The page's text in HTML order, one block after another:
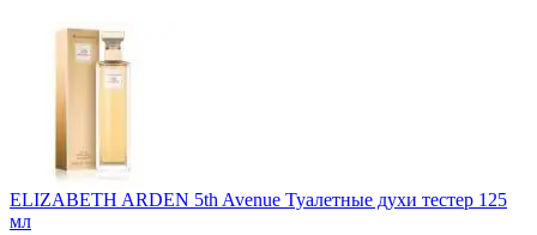
ELIZABETH ARDEN 5th Avenue Туалетные духи тестер 125
мл